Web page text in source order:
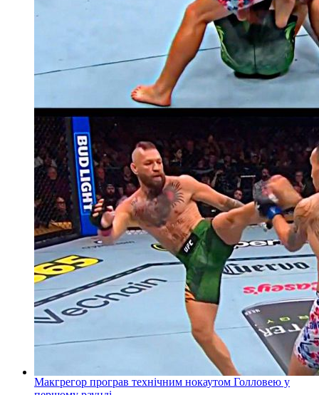
Макгрегор програв технічним нокаутом Голловею у